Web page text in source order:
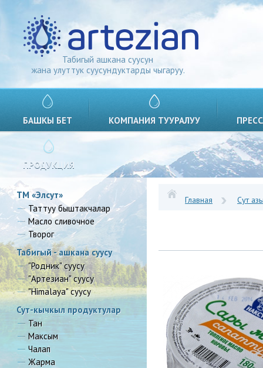
Табигый ашкана суусун
жана улуттук суусундуктарды чыгаруу.
БАШКЫ БЕТ КОМПАНИЯ ТУУРАЛУУ
ПРОДУКЦИЯ
ТМ «Элсут»
Таттуу быштакчалар
Масло сливочное
Творог
Табигый - ашкана суусу
"Родник" суусу
"Артезиан" суусу
"Himalaya" суусу
Сут-кычкыл продуктулар
Тан
Максым
Чалап
Жарма
Главная Сут